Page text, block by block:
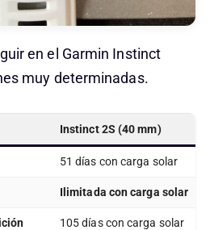
en el Garmin Instinct
muy determinadas.
Instinct 2S (40 mm)
51 días con carga solar
Ilimitada con carga solar
105 días con carga solar